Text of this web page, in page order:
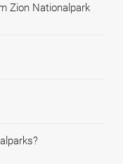
Zion Nationalpark